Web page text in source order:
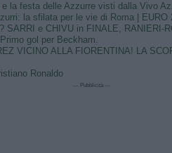
la festa delle Azzurre visti dalla Vivo
la sfilata per le vie di Roma | EURO
SARRI e CHIVU in FINALE, RANIERI-
gol per Beckham.
VICINO ALLA FIORENTINA! LA
Ronaldo
--- Pubblicità ---